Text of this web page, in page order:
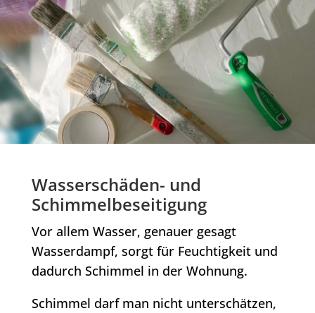
Wasserschäden- und
Schimmelbeseitigung
Vor allem Wasser, genauer gesagt
Wasserdampf, sorgt für Feuchtigkeit und
dadurch Schimmel in der Wohnung.
Schimmel darf man nicht unterschätzen,